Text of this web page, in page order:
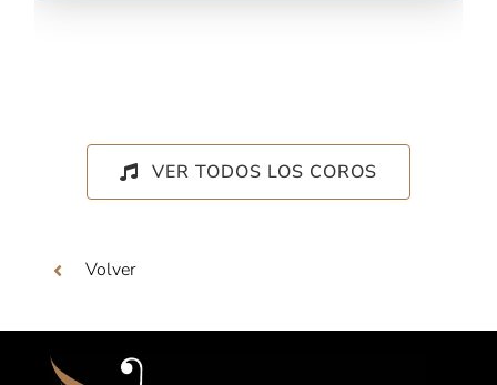
VER TODOS LOS COROS
Volver